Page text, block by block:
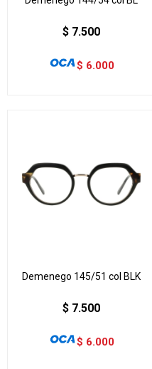
$ 7.500
$ 6.000
Demenego 145/51 col BLK
$ 7.500
$ 6.000